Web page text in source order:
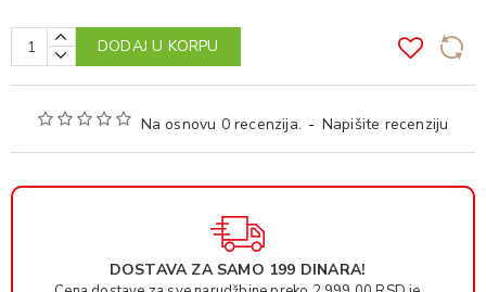
Na osnovu 0 recenzija. - Napišite recenziju
DODAJ U KORPU
DOSTAVA ZA SAMO 199 DINARA!